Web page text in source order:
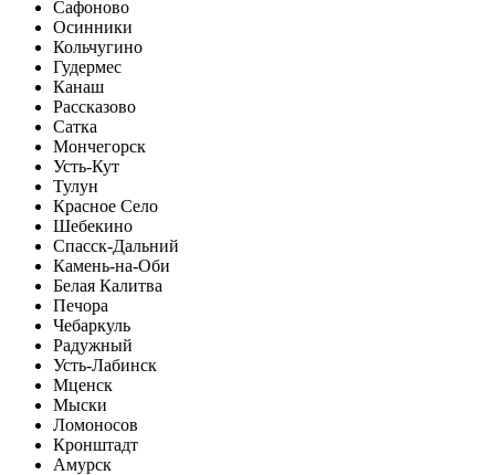
Сафоново
Осинники
Кольчугино
Гудермес
Канаш
Рассказово
Сатка
Мончегорск
Усть-Кут
Тулун
Красное Село
Шебекино
Спасск-Дальний
Камень-на-Оби
Белая Калитва
Печора
Чебаркуль
Радужный
Усть-Лабинск
Мценск
Мыски
Ломоносов
Кронштадт
Амурск